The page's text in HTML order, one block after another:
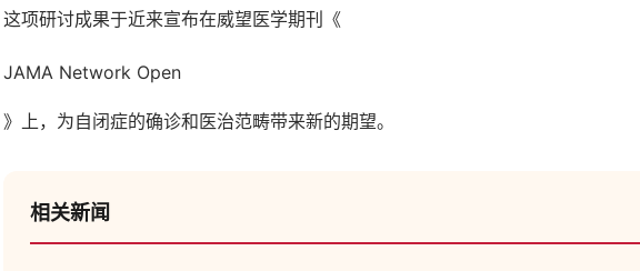
这项研讨成果于近来宣布在威望医学期刊《
JAMA Network Open
》上，为自闭症的确诊和医治范畴带来新的期望。
相关新闻